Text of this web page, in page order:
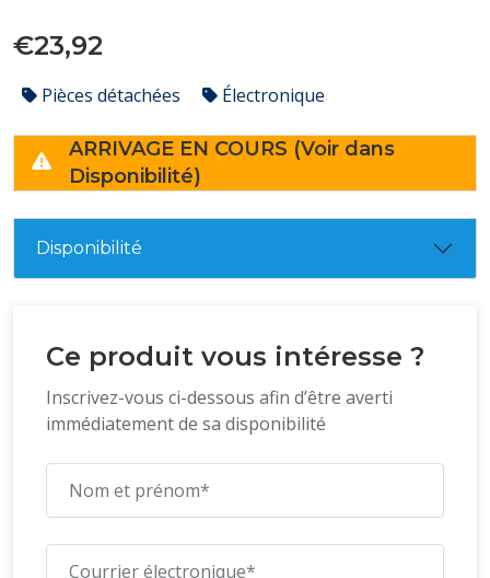
€23,92
Pièces détachées Électronique
ARRIVAGE EN COURS (Voir dans
Disponibilité)
Disponibilité
Ce produit vous intéresse ?
Inscrivez-vous ci-dessous afin d’être averti
immédiatement de sa disponibilité